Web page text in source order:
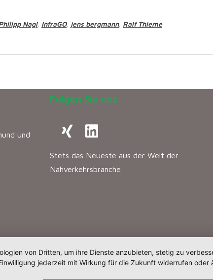
Nagl, InfraGO, jens bergmann, Ralf Thieme
und
Folgen Sie uns:
Stets das Neueste aus der Welt der
Nahverkehrsbranche
von Dritten, um ihre Dienste anzubieten, stetig zu
jederzeit mit Wirkung für die Zukunft widerrufen oder